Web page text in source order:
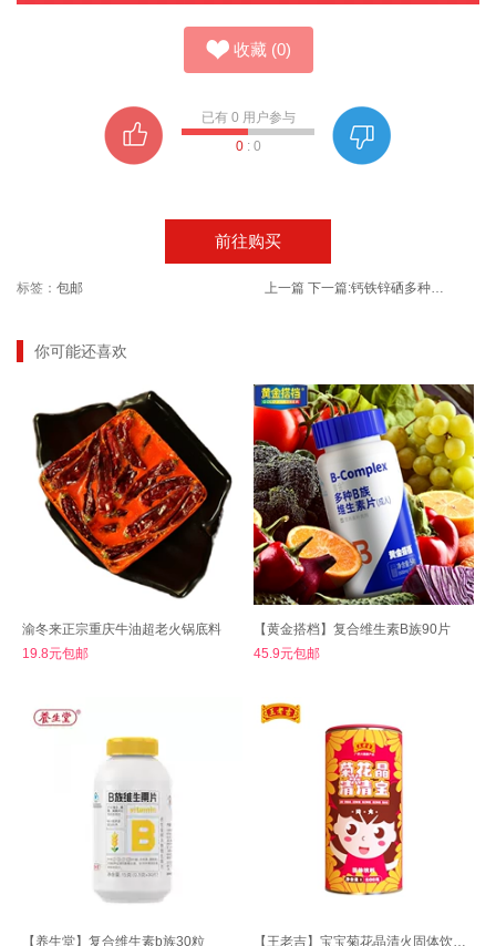
收藏 (0)
已有 0 用户参与
0: 0
前往购买
标签： 包邮 上一篇 下一篇:
你可能还喜欢
渝冬来正宗重庆牛油超老火锅底料
19.8元包邮
【黄金搭档】复合维生素B族90片
45.9元包邮
【养生堂】复合维生素b族30粒